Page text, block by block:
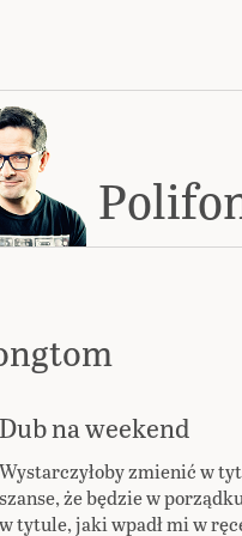
Dub na weekend
Wystarczyłoby zmienić w
szanse, że będzie w
w tytule, jaki wpadł mi w